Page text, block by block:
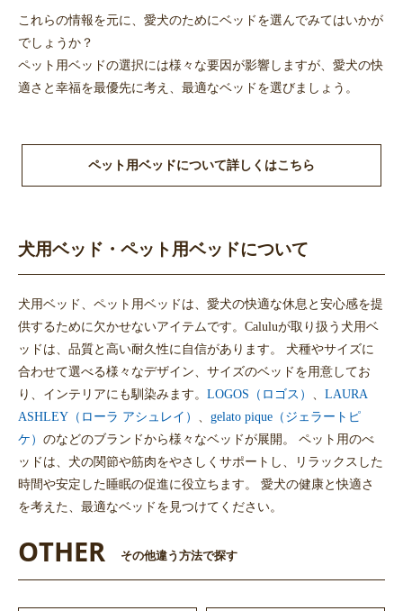
さん体を動かしてストレスを発散させるといった方法を試してみ
ましょう。
子犬、子猫やシニア期のペットは、ベッドやマットを洗える素材
にするのがベストですが、頻繁な場合はペット用シーツを下に敷
いて、その上にバスタオルなど洗いやすい布を置いて対応しまし
ょう。
ペットと飼い主は別で睡眠を取るのをおすすめします。
え続けるなどの問題行動を起こすこともあります。また衛生面に
も不安があります。
しょう。
これらの情報を元に、愛犬のためにベッドを選んでみてはいかが
でしょうか？
ペット用ベッドの選択には様々な要因が影響しますが、愛犬の快
適さと幸福を最優先に考え、最適なベッドを選びましょう。
ペット用ベッドについて詳しくはこちら
犬用ベッド・ペット用ベッドについて
犬用ベッド、ペット用ベッドは、愛犬の快適な休息と安心感を提
供するために欠かせないアイテムです。Caluluが取り扱う犬用ベ
ッドは、品質と高い耐久性に自信があります。 犬種やサイズに
合わせて選べる様々なデザイン、サイズのベッドを用意してお
り、インテリアにも馴染みます。 LOGOS（ロゴス） 、 LAURA
ASHLEY（ローラ アシュレイ） 、 gelato pique（ジェラートピ
ケ） のなどのブランドから様々なベッドが展開。 ペット用のべ
ッドは、犬の関節や筋肉をやさしくサポートし、リラックスした
時間や安定した睡眠の促進に役立ちます。 愛犬の健康と快適さ
を考えた、最適なベッドを見つけてください。
OTHER その他違う方法で探す